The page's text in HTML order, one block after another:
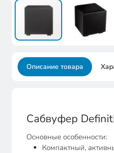
Описание товара
Сабвуфер
Основные особенности:
Компактный,